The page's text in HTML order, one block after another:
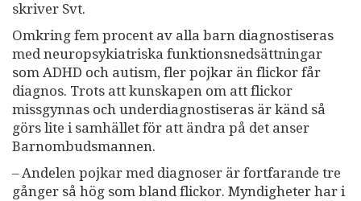
skriver Svt.
Omkring fem procent av alla barn diagnostiseras
med neuropsykiatriska funktionsnedsättningar
som ADHD och autism, fler pojkar än flickor får
diagnos. Trots att kunskapen om att flickor
missgynnas och underdiagnostiseras är känd så
görs lite i samhället för att ändra på det anser
Barnombudsmannen.
– Andelen pojkar med diagnoser är fortfarande tre
gånger så hög som bland flickor. Myndigheter har i